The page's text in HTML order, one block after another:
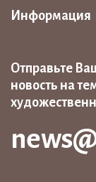
Информация
Отправьте
новость на